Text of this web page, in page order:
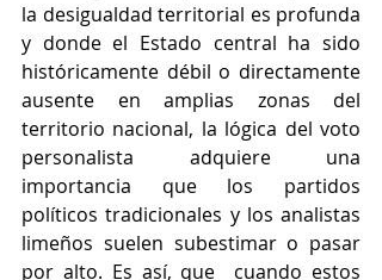
la desigualdad territorial es profunda
y donde el Estado central ha sido
históricamente débil o directamente
ausente en amplias zonas del
territorio nacional, la lógica del voto
personalista adquiere una
importancia que los partidos
políticos tradicionales y los analistas
limeños suelen subestimar o pasar
por alto. Es así, que  cuando estos